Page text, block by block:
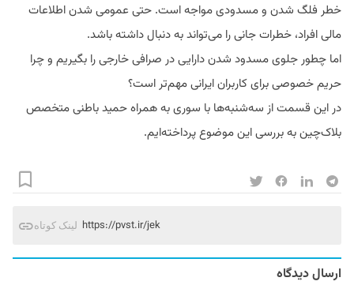
خطر فلگ شدن و مسدودی مواجه است. حتی عمومی شدن اطلاعات
مالی افراد، خطرات جانی را می‌تواند به دنبال داشته باشد.
اما چطور جلوی مسدود شدن دارایی در صرافی خارجی را بگیریم و چرا
حریم خصوصی برای کاربران ایرانی مهم‌تر است؟
در این قسمت از سه‌شنبه‌ها با سوری به همراه حمید باطنی متخصص
بلاک‌چین به بررسی این موضوع پرداخته‌ایم.
لینک کوتاه https://pvst.ir/jek
ارسال دیدگاه